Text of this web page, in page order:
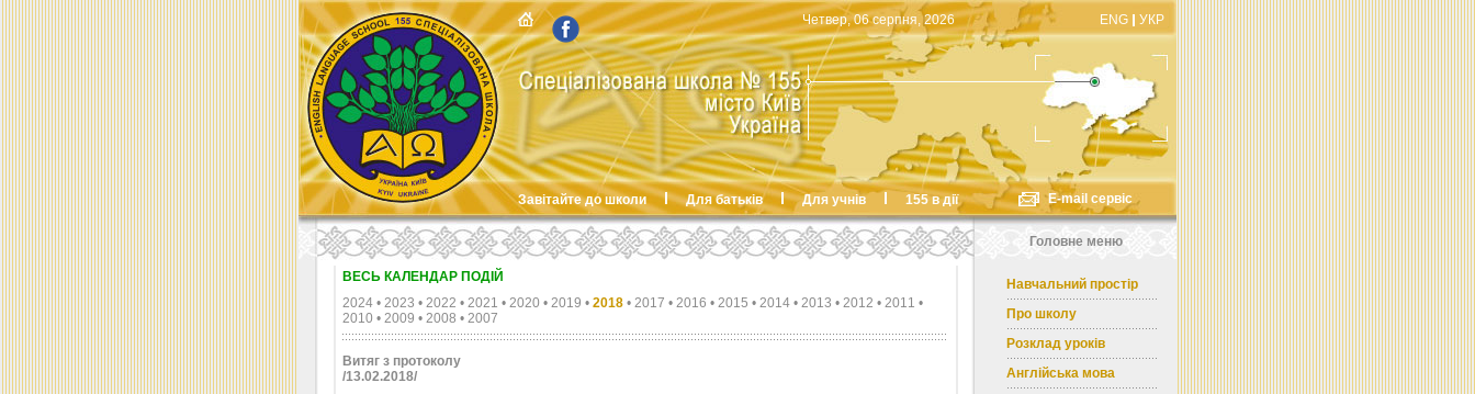
Четвер, 06 серпня, 2026 ENG УКР
Завітайте до школи Для батьків Для учнів 155 в дії
Головне меню
E-mail сервіс
ВЕСЬ КАЛЕНДАР ПОДІЙ
2024 • 2023 • 2022 • 2021 • 2020 • 2019 • 2018 • 2017 • 2016 • 2015 • 2014 • 2013 • 2012 • 2011 •
2010 • 2009 • 2008 • 2007
Витяг з протоколу
/13.02.2018/
Навчальний простір
Про школу
Розклад уроків
Англійська мова